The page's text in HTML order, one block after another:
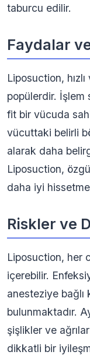
taburcu edilir.
Faydalar
Liposuction,
popülerdir. İşlem
fit bir vücuda
vücuttaki belirli
alarak daha
Liposuction,
daha iyi
Riskler ve
Liposuction, her
içerebilir.
anesteziye
bulunmaktadır.
şişlikler ve
dikkatli bir